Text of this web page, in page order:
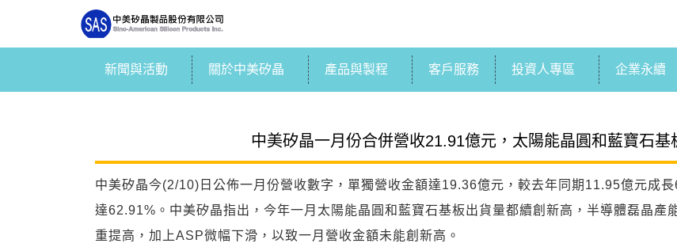
新聞與活動 關於中美矽晶 產品與製程 客戶服務 投資人專區 企業永續
中美矽晶一月份合併營收21.91億元，太陽能晶圓和藍寶石基
中美矽晶今(2/10)日公佈一月份營收數字，單獨營收金額達19.36億元，較去年同期11.95億元成
達62.91%。中美矽晶指出，今年一月太陽能晶圓和藍寶石基板出貨量都續創新高，半導體磊晶產
重提高，加上ASP微幅下滑，以致一月營收金額未能創新高。